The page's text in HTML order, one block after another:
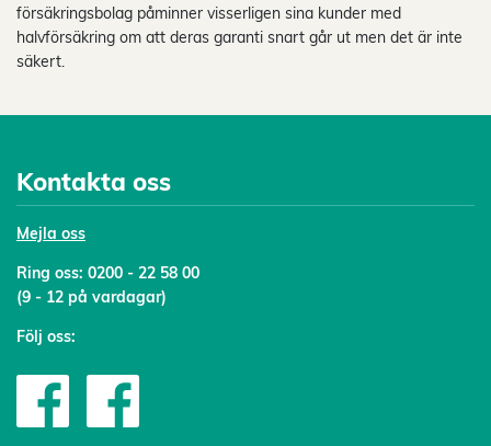
försäkringsbolag påminner visserligen sina kunder med
halvförsäkring om att deras garanti snart går ut men det är inte
säkert.
Kontakta oss
Mejla oss
Ring oss: 0200 - 22 58 00
(9 - 12 på vardagar)
Följ oss: